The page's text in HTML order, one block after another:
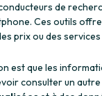
de
Ces outils
prix ou des
est que les
consulter un